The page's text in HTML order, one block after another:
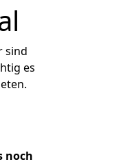
sind
es
noch